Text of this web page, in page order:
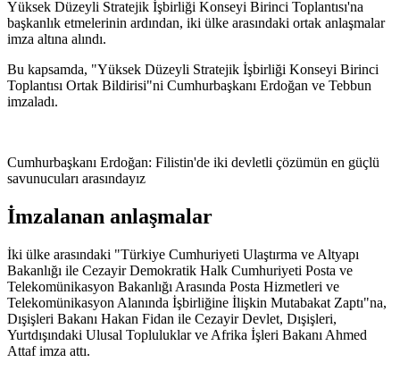
Yüksek Düzeyli Stratejik İşbirliği Konseyi Birinci Toplantısı'na
başkanlık etmelerinin ardından, iki ülke arasındaki ortak anlaşmalar
imza altına alındı.
Bu kapsamda, "Yüksek Düzeyli Stratejik İşbirliği Konseyi Birinci
Toplantısı Ortak Bildirisi"ni Cumhurbaşkanı Erdoğan ve Tebbun
imzaladı.
Cumhurbaşkanı Erdoğan: Filistin'de iki devletli çözümün en güçlü
savunucuları arasındayız
İmzalanan anlaşmalar
İki ülke arasındaki "Türkiye Cumhuriyeti Ulaştırma ve Altyapı
Bakanlığı ile Cezayir Demokratik Halk Cumhuriyeti Posta ve
Telekomünikasyon Bakanlığı Arasında Posta Hizmetleri ve
Telekomünikasyon Alanında İşbirliğine İlişkin Mutabakat Zaptı"na,
Dışişleri Bakanı Hakan Fidan ile Cezayir Devlet, Dışişleri,
Yurtdışındaki Ulusal Topluluklar ve Afrika İşleri Bakanı Ahmed
Attaf imza attı.